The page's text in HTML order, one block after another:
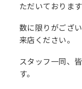
ただいております
数に限りがござ
来店ください。
スタッフ一同、
す。